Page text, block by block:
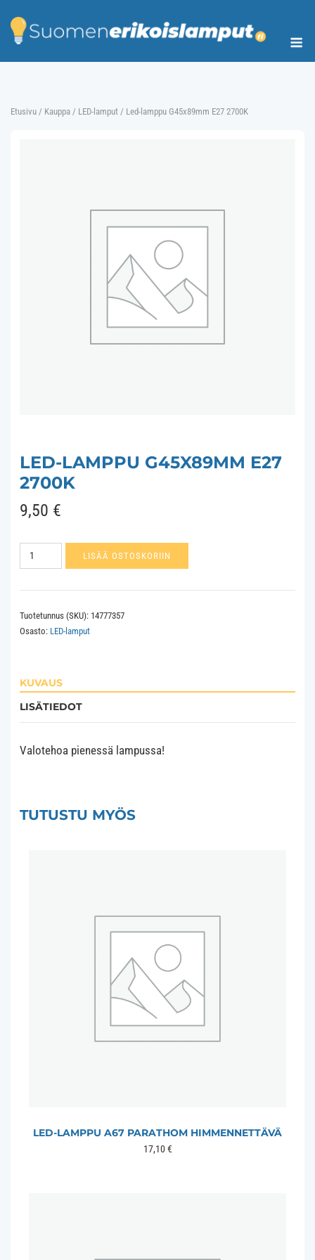
content
Etusivu / Kauppa / LED-lamput / Led-lamppu G45x89mm E27 2700K
LED-LAMPPU G45X89MM E27
2700K
9,50 €
Led-
lamppu
2700K
määrä
LISÄÄ OSTOSKORIIN
Tuotetunnus (SKU): 14777357
Osasto: LED-lamput
KUVAUS
LISÄTIEDOT
Valotehoa pienessä lampussa!
TUTUSTU MYÖS
LED-LAMPPU A67 PARATHOM HIMMENNETTÄVÄ
17,10€